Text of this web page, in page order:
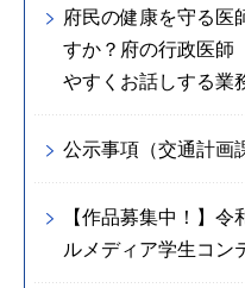
府民の健康を守る医
すか？府の行政医師
やすくお話しする業
公示事項（交通計画
【作品募集中！】
ルメディア学生コン